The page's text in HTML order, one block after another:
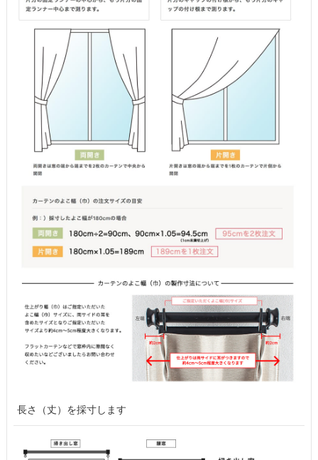
長さ（丈）を採寸します